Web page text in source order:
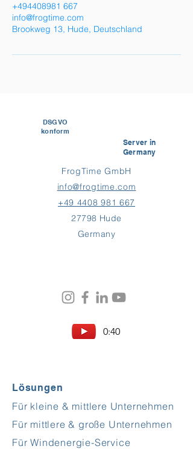
+494408981 667
info@frogtime.com
Brookweg 13, Hude, Deutschland
DSGVO
konform
Server in
Germany
FrogTime GmbH
info@frogtime.com
+49 4408 981 667
27798 Hude
Germany
0:40
Lösungen
Für kleine & mittlere Unternehmen
Für mittlere & große Unternehmen
Für Windenergie-Service